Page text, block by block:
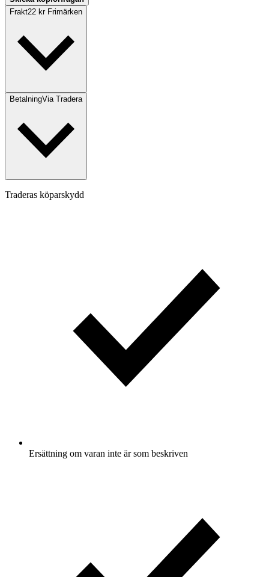
Frakt22 kr Frimärken
BetalningVia Tradera
Traderas köparskydd
Ersättning om varan inte är som beskriven